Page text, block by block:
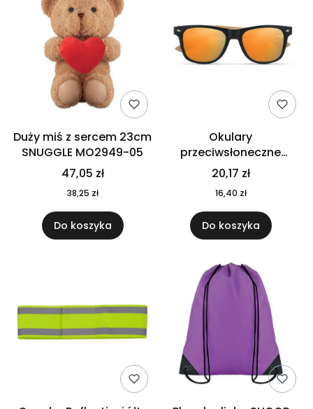
Duży miś z sercem 23cm
SNUGGLE MO2949-05
47,05 zł
38,25 zł
Do koszyka
Okulary
przeciwsłoneczne
CALIFORNIA TOUCH
MO9617-10
20,17 zł
16,40 zł
Do koszyka